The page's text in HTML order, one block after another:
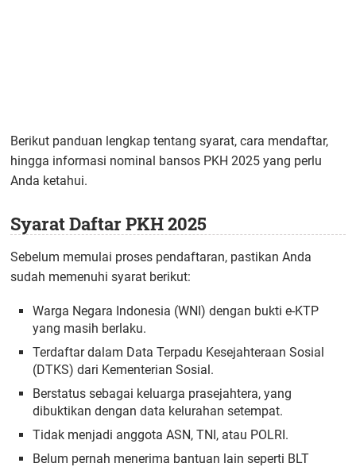
Berikut panduan lengkap tentang syarat, cara mendaftar,
hingga informasi nominal bansos PKH 2025 yang perlu
Anda ketahui.
Syarat Daftar PKH 2025
Sebelum memulai proses pendaftaran, pastikan Anda
sudah memenuhi syarat berikut:
Warga Negara Indonesia (WNI) dengan bukti e-KTP
yang masih berlaku.
Terdaftar dalam Data Terpadu Kesejahteraan Sosial
(DTKS) dari Kementerian Sosial.
Berstatus sebagai keluarga prasejahtera, yang
dibuktikan dengan data kelurahan setempat.
Tidak menjadi anggota ASN, TNI, atau POLRI.
Belum pernah menerima bantuan lain seperti BLT